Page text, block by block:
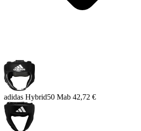
adidas Hybrid50 Mab 42,72 €